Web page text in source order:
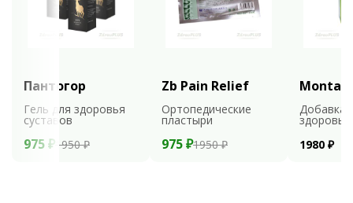
Пантогор
Гель для здоровья
суставов
975 ₽ 1950 ₽
Zb Pain Relief
Ортопедические
пластыри
975 ₽1950 ₽
Добавка
здоровья
1980 ₽